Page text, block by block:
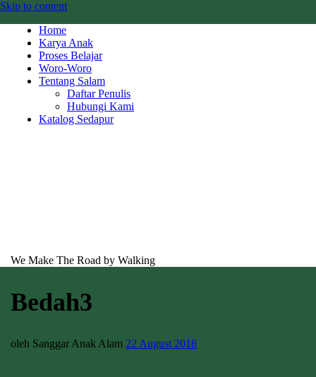
Skip to content
Home
Karya Anak
Proses Belajar
Woro-Woro
Tentang Salam
Daftar Penulis
Hubungi Kami
Katalog Sedapur
We Make The Road by Walking
Bedah3
oleh Sanggar Anak Alam 22 August 2018